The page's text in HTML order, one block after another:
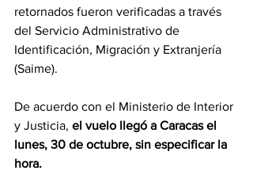
retornados fueron verificadas a través
del Servicio Administrativo de
Identificación, Migración y Extranjería
(Saime).
De acuerdo con el Ministerio de Interior
y Justicia, el vuelo llegó a Caracas el
lunes, 30 de octubre, sin especificar la
hora.